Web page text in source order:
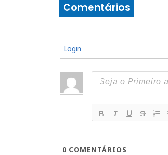
Comentários
Login
0 COMENTÁRIOS